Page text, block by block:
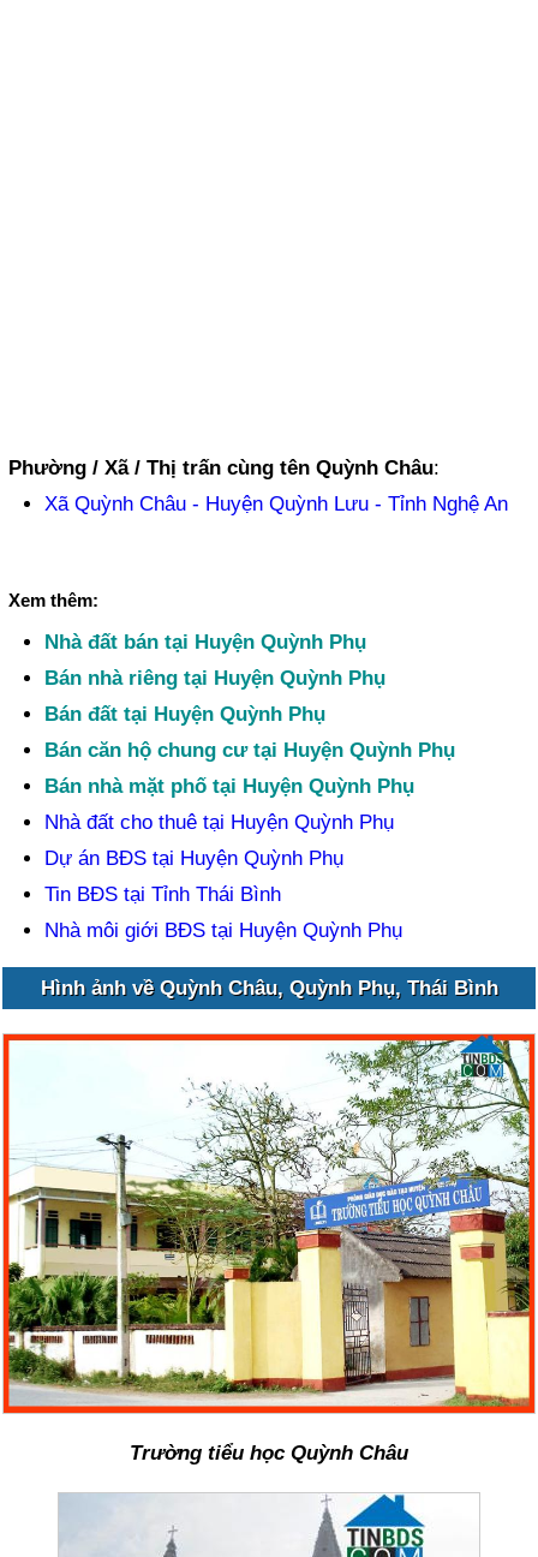
Phường / Xã / Thị trấn cùng tên Quỳnh Châu:
Xã Quỳnh Châu - Huyện Quỳnh Lưu - Tỉnh Nghệ An
Xem thêm:
Nhà đất bán tại Huyện Quỳnh Phụ
Bán nhà riêng tại Huyện Quỳnh Phụ
Bán đất tại Huyện Quỳnh Phụ
Bán căn hộ chung cư tại Huyện Quỳnh Phụ
Bán nhà mặt phố tại Huyện Quỳnh Phụ
Nhà đất cho thuê tại Huyện Quỳnh Phụ
Dự án BĐS tại Huyện Quỳnh Phụ
Tin BĐS tại Tỉnh Thái Bình
Nhà môi giới BĐS tại Huyện Quỳnh Phụ
Hình ảnh về Quỳnh Châu, Quỳnh Phụ, Thái Bình
Trường tiểu học Quỳnh Châu